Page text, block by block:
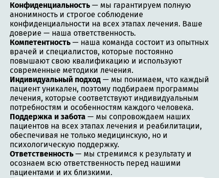
Конфиденциальность — мы гарантируем полную
анонимность и строгое соблюдение
конфиденциальности на всех этапах лечения. Ваше
доверие — наша ответственность.
Компетентность — наша команда состоит из опытных
врачей и специалистов, которые постоянно
повышают свою квалификацию и используют
современные методики лечения.
Индивидуальный подход — мы понимаем, что каждый
пациент уникален, поэтому подбираем программы
лечения, которые соответствуют индивидуальным
потребностям и особенностям каждого человека.
Поддержка и забота — мы сопровождаем наших
пациентов на всех этапах лечения и реабилитации,
обеспечивая не только медицинскую, но и
психологическую поддержку.
Ответственность — мы стремимся к результату и
осознаем всю ответственность перед нашими
пациентами и их близкими.